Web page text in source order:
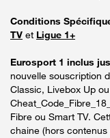
Conditions
TV et Ligue 1+
Eurosport 1 inclus
nouvelle souscription
Classic, Livebox Up
Fibre ou Smart TV.
chaine (hors